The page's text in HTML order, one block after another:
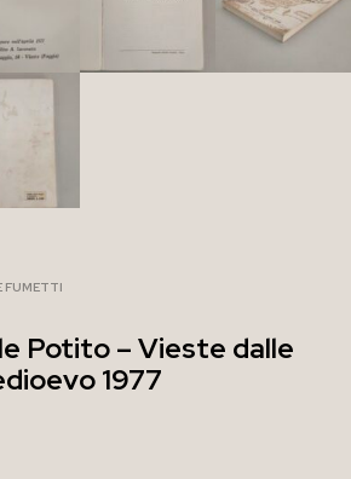
FUMETTI
Potito – Vieste dalle
1977